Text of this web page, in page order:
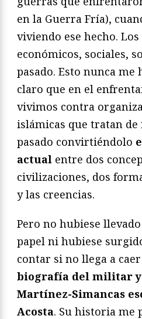
en la Guerra Fría),
viviendo ese hecho.
económicos, sociales,
pasado. Esto nunca me
claro que en el
vivimos contra
islámicas que tratan
pasado convirtiéndolo
actual entre dos
civilizaciones, dos
y las creencias.
Pero no hubiese
papel ni hubiese
contar si no llega a
biografía del militar
Martínez-Simancas
Acosta. Su historia me